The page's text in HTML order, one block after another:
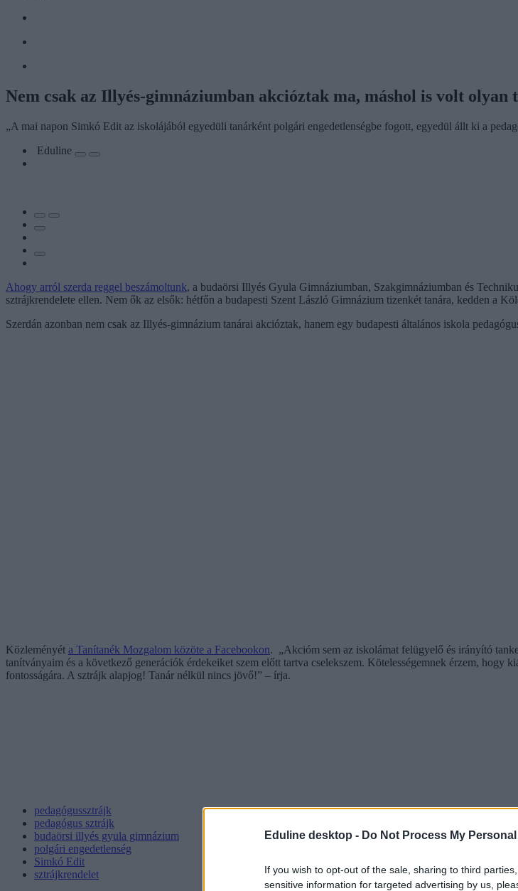
Eduline desktop - Do Not Process My
If you wish to opt-out of the sale, sharing to third
sensitive information for targeted advertising by us,
Nem csak az Illyés-gimnáziumban akcióztak ma, máshol is volt olyan
„A mai napon Simkó Edit az iskolájából egyedüli tanárként polgári engedetlenségbe fogott, egyedül állt ki a
Eduline
Ahogy arról szerda reggel beszámoltunk, a budaörsi Illyés Gyula Gimnáziumban, Szakgimnáziumban és
sztrájkrendelete ellen. Nem ők az elsők: hétfőn a budapesti Szent László Gimnázium tizenkét tanára, kedden a
Szerdán azonban nem csak az Illyés-gimnázium tanárai akcióztak, hanem egy budapesti általános iskola
Közleményét a Tanítanék Mozgalom közöte a Facebookon. „Akcióm sem az iskolámat felügyelő és irányító
tanítványaim és a következő generációk érdekeiket szem előtt tartva cselekszem. Kötelességemnek érzem,
fontosságára. A sztrájk alapjog! Tanár nélkül nincs jövő!” – írja.
pedagógussztrájk
pedagógus sztrájk
budaörsi illyés gyula gimnázium
polgári engedetlenség
Simkó Edit
sztrájkrendelet